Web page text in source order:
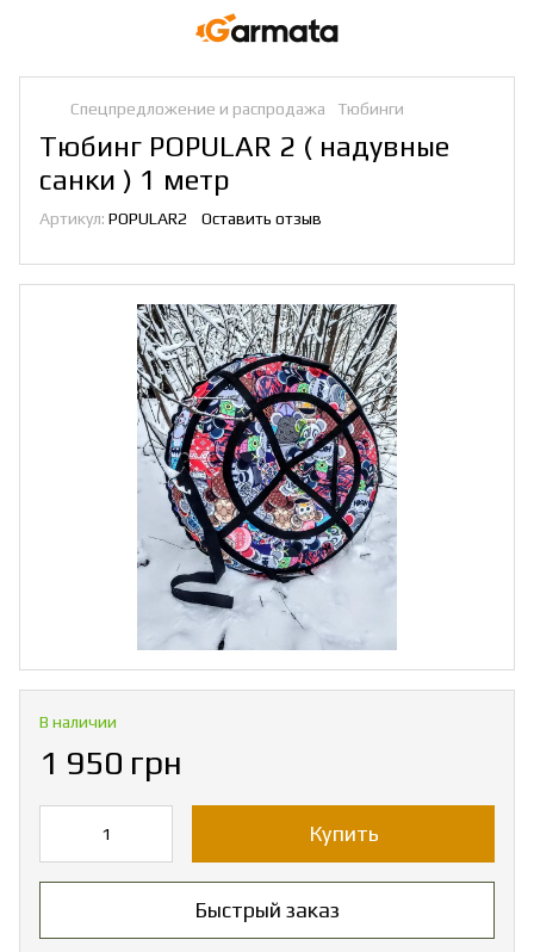
Спецпредложение и распродажа Тюбинги
Тюбинг POPULAR 2 ( надувные
санки ) 1 метр
Артикул: POPULAR2 Оставить отзыв
В наличии
1 950 грн
Купить
Быстрый заказ